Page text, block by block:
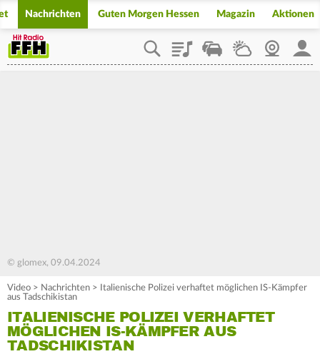
Nachrichten Guten Morgen Hessen Magazin Aktionen
PlaylistStaupilotWetterWebcam
© glomex, 09.04.2024
Video > Nachrichten >
Italienische Polizei verhaftet möglichen IS-Kämpfer
aus Tadschikistan
ITALIENISCHE POLIZEI VERHAFTET
MÖGLICHEN IS-KÄMPFER AUS
TADSCHIKISTAN